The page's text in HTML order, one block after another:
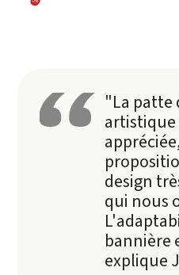
"La patte
artistique
design
qui nous
bannière
explique